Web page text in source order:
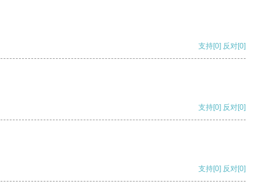
支持[0] 反对[0]
支持[0] 反对[0]
支持[0] 反对[0]